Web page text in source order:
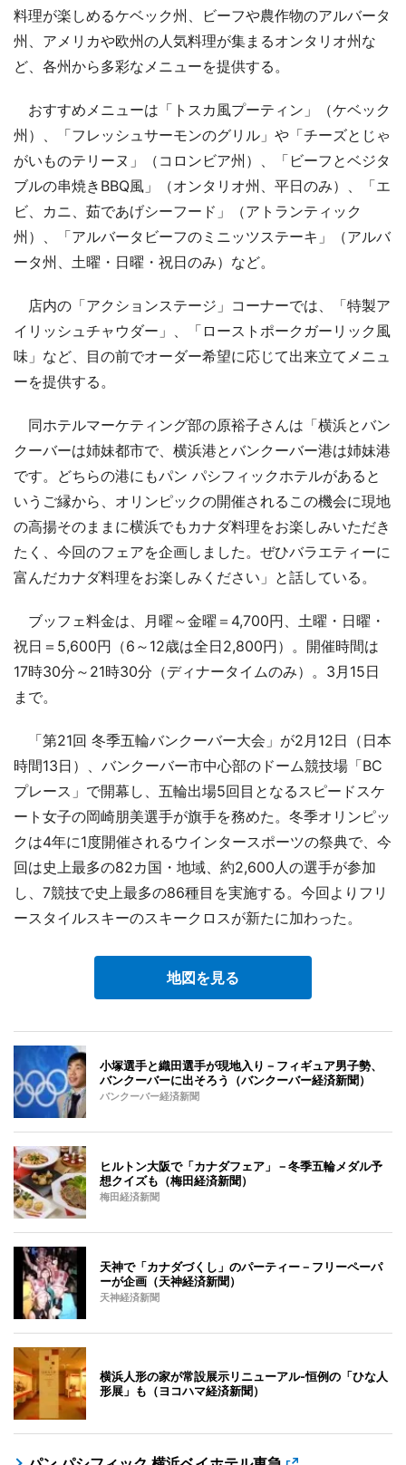
料理が楽しめるケベック州、ビーフや農作物のアルバータ
州、アメリカや欧州の人気料理が集まるオンタリオ州な
ど、各州から多彩なメニューを提供する。
おすすめメニューは「トスカ風プーティン」（ケベック
州）、「フレッシュサーモンのグリル」や「チーズとじゃ
がいものテリーヌ」（コロンビア州）、「ビーフとベジタ
ブルの串焼きBBQ風」（オンタリオ州、平日のみ）、「エ
ビ、カニ、茹であげシーフード」（アトランティック
州）、「アルバータビーフのミニッツステーキ」（アルバ
ータ州、土曜・日曜・祝日のみ）など。
店内の「アクションステージ」コーナーでは、「特製ア
イリッシュチャウダー」、「ローストポークガーリック風
味」など、目の前でオーダー希望に応じて出来立てメニュ
ーを提供する。
同ホテルマーケティング部の原裕子さんは「横浜とバン
クーバーは姉妹都市で、横浜港とバンクーバー港は姉妹港
です。どちらの港にもパン パシフィックホテルがあると
いうご縁から、オリンピックの開催されるこの機会に現地
の高揚そのままに横浜でもカナダ料理をお楽しみいただき
たく、今回のフェアを企画しました。ぜひバラエティーに
富んだカナダ料理をお楽しみください」と話している。
ブッフェ料金は、月曜～金曜＝4,700円、土曜・日曜・
祝日＝5,600円（6～12歳は全日2,800円）。開催時間は
17時30分～21時30分（ディナータイムのみ）。3月15日
まで。
「第21回 冬季五輪バンクーバー大会」が2月12日（日本
時間13日）、バンクーバー市中心部のドーム競技場「BC
プレース」で開幕し、五輪出場5回目となるスピードスケ
ート女子の岡崎朋美選手が旗手を務めた。冬季オリンピッ
クは4年に1度開催されるウインタースポーツの祭典で、今
回は史上最多の82カ国・地域、約2,600人の選手が参加
し、7競技で史上最多の86種目を実施する。今回よりフリ
ースタイルスキーのスキークロスが新たに加わった。
地図を見る
小塚選手と織田選手が現地入り－フィギュア男子勢、
バンクーバーに出そろう（バンクーバー経済新聞）
バンクーバー経済新聞
ヒルトン大阪で「カナダフェア」－冬季五輪メダル予
想クイズも（梅田経済新聞）
梅田経済新聞
天神で「カナダづくし」のパーティー－フリーペーパ
ーが企画（天神経済新聞）
天神経済新聞
横浜人形の家が常設展示リニューアル-恒例の「ひな人
形展」も（ヨコハマ経済新聞）